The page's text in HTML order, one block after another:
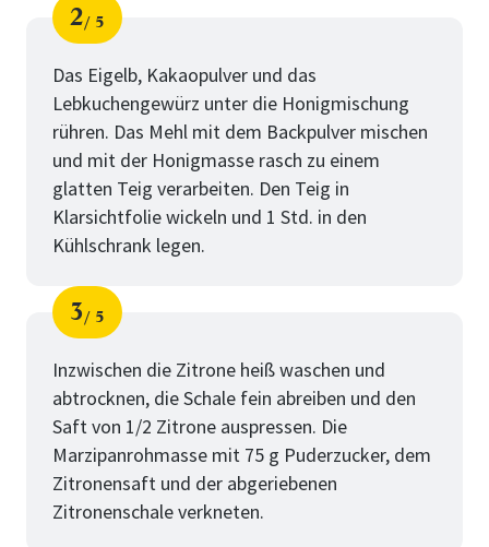
Schritt
2
von
5
Das Eigelb, Kakaopulver und das
Lebkuchengewürz unter die Honigmischung
rühren. Das Mehl mit dem Backpulver mischen
und mit der Honigmasse rasch zu einem
glatten Teig verarbeiten. Den Teig in
Klarsichtfolie wickeln und 1 Std. in den
Kühlschrank legen.
Schritt
3
von
5
Inzwischen die Zitrone heiß waschen und
abtrocknen, die Schale fein abreiben und den
Saft von 1/2 Zitrone auspressen. Die
Marzipanrohmasse mit 75 g Puderzucker, dem
Zitronensaft und der abgeriebenen
Zitronenschale verkneten.